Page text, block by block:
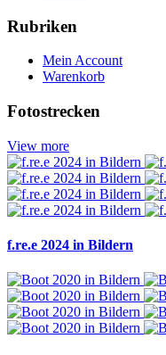
Rubriken
Mein Account
Warenkorb
Fotostrecken
View more
f.re.e 2024 in Bildern